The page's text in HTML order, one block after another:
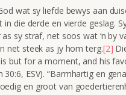
wat sy liefde bewys aan
in die derde en vierde geslag.
as sy straf, net soos wat ‘n by
net steek as jy hom terg.[2]
but for a moment, and his
30:6, ESV). “Barmhartig en
en groot van